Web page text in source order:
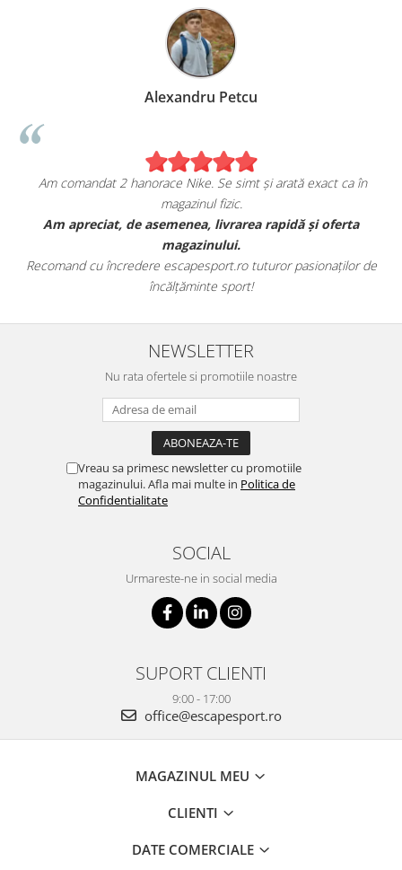
Alexandru Petcu
Am comandat 2 hanorace Nike. Se simt și arată exact ca în
magazinul fizic.
Am apreciat, de asemenea, livrarea rapidă și oferta
magazinului.
Recomand cu încredere escapesport.ro tuturor pasionaților de
încălțăminte sport!
NEWSLETTER
Nu rata ofertele si promotiile noastre
Vreau sa primesc newsletter cu promotiile
magazinului. Afla mai multe in Politica de
Confidentialitate
SOCIAL
Urmareste-ne in social media
SUPORT CLIENTI
9:00 - 17:00
office@escapesport.ro
MAGAZINUL MEU
CLIENTI
DATE COMERCIALE